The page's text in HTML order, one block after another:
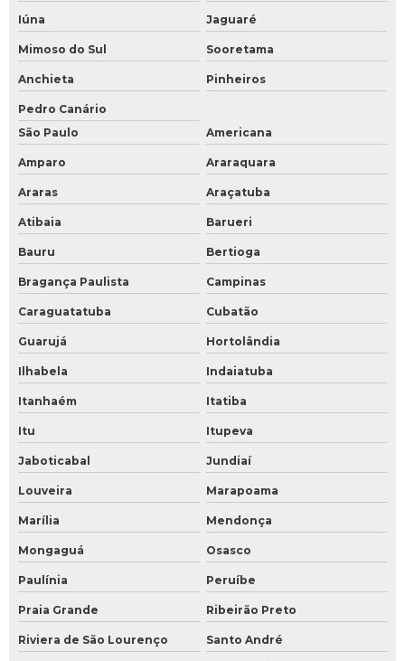
Iúna Jaguaré
Mimoso do Sul Sooretama
Anchieta Pinheiros
Pedro Canário
São Paulo
Americana
Amparo Araraquara
Araras Araçatuba
Atibaia Barueri
Bauru Bertioga
Bragança Paulista Campinas
Caraguatatuba Cubatão
Guarujá Hortolândia
Ilhabela Indaiatuba
Itanhaém Itatiba
Itu Itupeva
Jaboticabal Jundiaí
Louveira Marapoama
Marília Mendonça
Mongaguá Osasco
Paulínia Peruíbe
Praia Grande Ribeirão Preto
Riviera de São Lourenço Santo André